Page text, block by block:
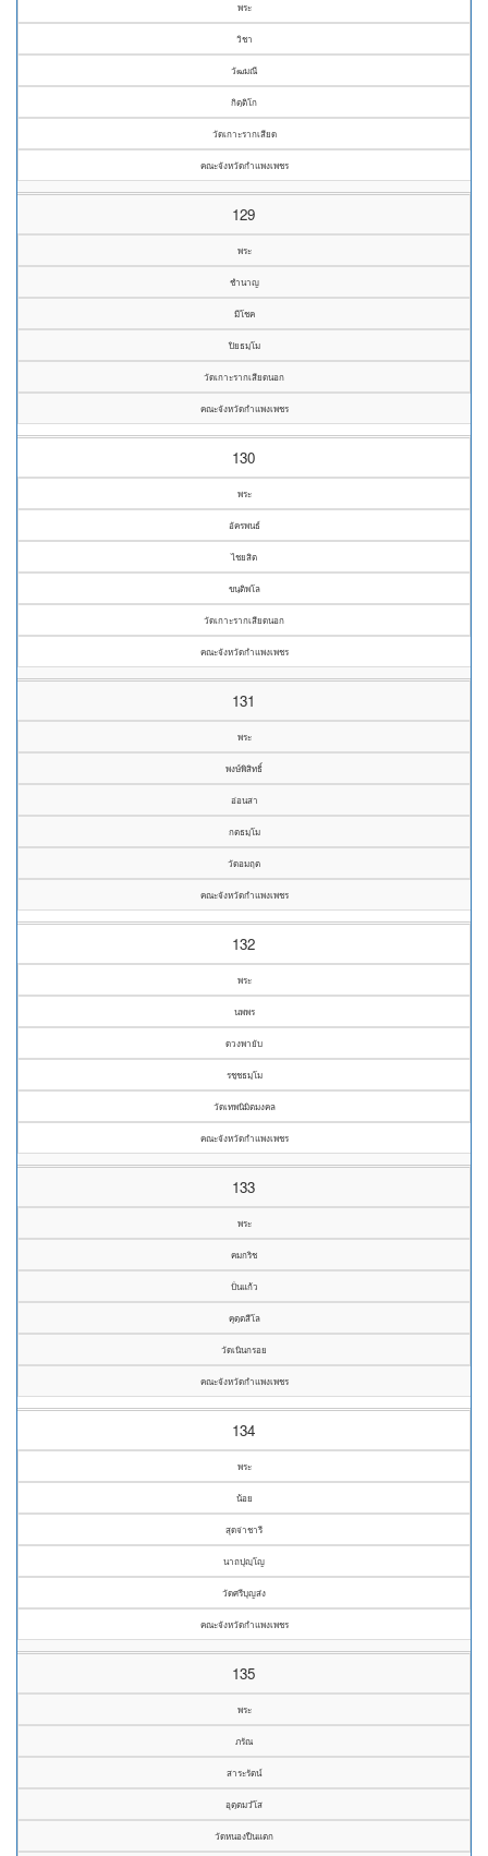
พระ
วิชา
วัฒมณี
กิตฺติโก
วัดเกาะรากเสียด
คณะจังหวัดกำแพงเพชร
129
พระ
ชำนาญ
มีโชค
ปิยธมฺโม
วัดเกาะรากเสียดนอก
คณะจังหวัดกำแพงเพชร
130
พระ
อัครพนธ์
ไชยสิต
ขนฺติพโล
วัดเกาะรากเสียดนอก
คณะจังหวัดกำแพงเพชร
131
พระ
พงษ์พิสิทธิ์
อ่อนสา
กตธมฺโม
วัดอมฤต
คณะจังหวัดกำแพงเพชร
132
พระ
นพพร
ดวงพายับ
รชฺชธมฺโม
วัดเทพนิมิตมงคล
คณะจังหวัดกำแพงเพชร
133
พระ
คมกริช
ปั่นแก้ว
คุตฺตสีโล
วัดเนินกรอย
คณะจังหวัดกำแพงเพชร
134
พระ
น้อย
สุดจ่าชารี
นาถปุญฺโญ
วัดศรีบุญส่ง
คณะจังหวัดกำแพงเพชร
135
พระ
ภรัณ
สาระรัตน์
อุตฺตมวํโส
วัดหนองปืนแตก